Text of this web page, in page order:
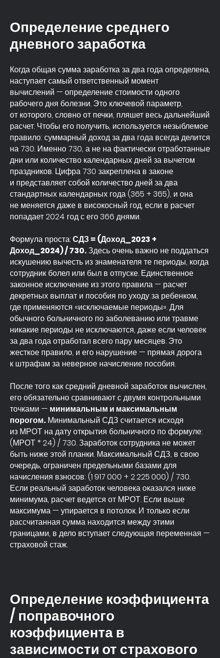
Определение среднего
дневного заработка
Когда общая сумма заработка за два года определена,
наступает самый ответственный момент
вычислений — определение стоимости одного
рабочего дня болезни. Это ключевой параметр,
от которого, словно от печки, пляшет весь дальнейший
расчет. Чтобы его получить, используется незыблемое
правило: суммарный доход за два года всегда делится
на 730. Именно 730, а не на фактически отработанные
дни или количество календарных дней за вычетом
праздников. Цифра 730 закреплена в законе
и представляет собой количество дней за два
стандартных календарных года (365 + 365), и она
не меняется даже в високосный год, если в расчет
попадает 2024 год с его 366 днями.
Формула проста:СДЗ = (Доход_2023 +
Доход_2024) / 730.Здесь очень важно не поддаться
искушению вычесть из знаменателя те периоды, когда
сотрудник болел или был в отпуске. Единственное
законное исключение из этого правила — расчет
декретных выплат и пособия по уходу за ребенком,
где применяются «исключаемые периоды». Для
обычного больничного по заболеванию или травме
никакие периоды не исключаются, даже если человек
за два года отработал всего пару месяцев. Это
жесткое правило, и его нарушение — прямая дорога
к штрафам за неверное начисление пособия.
После того как средний дневной заработок вычислен,
его обязательно сравнивают с двумя контрольными
точками — минимальным и максимальным
порогом. Минимальный СДЗ считается исходя
из МРОТ на дату открытия больничного по формуле:
(МРОТ * 24) / 730. Заработок сотрудника не может
быть ниже этой планки. Максимальный СДЗ, в свою
очередь, ограничен предельными базами для
начисления взносов: (1 917 000 + 2 225 000) / 730.
Если реальный заработок человека оказался ниже
минимума, расчет ведется от МРОТ. Если выше
максимума — упирается в потолок. И только если
рассчитанная сумма находится между этими
границами, в дело вступает следующая переменная —
страховой стаж.
Определение коэффициента
/ поправочного
коэффициента в
зависимости от страхового
Подведем итоги
ПОДЕЛИТЬСЯ СТАТЬЕЙ